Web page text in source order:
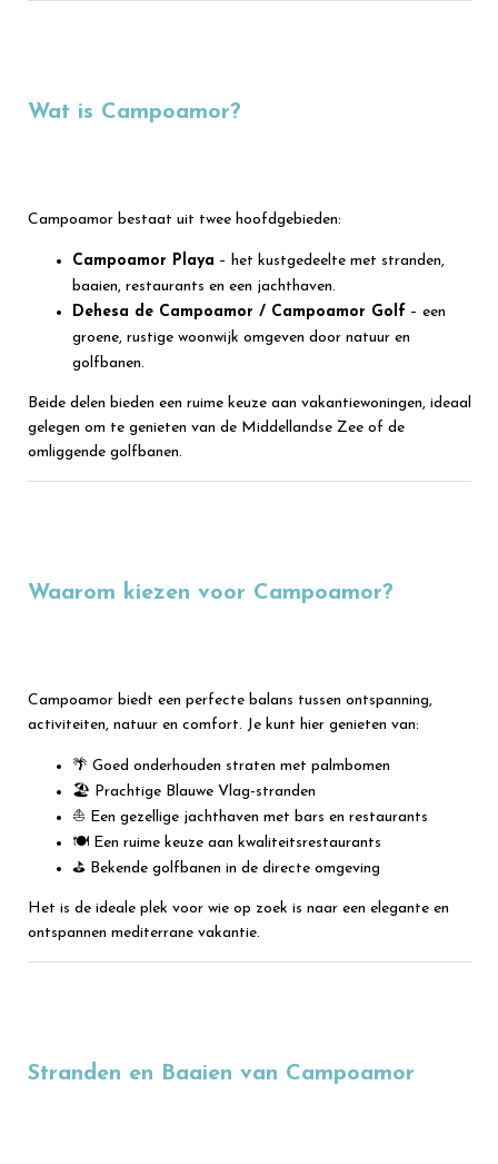
Wat is Campoamor?
Campoamor bestaat uit twee hoofdgebieden:
Campoamor Playa – het kustgedeelte met stranden,
baaien, restaurants en een jachthaven.
Dehesa de Campoamor / Campoamor Golf – een
groene, rustige woonwijk omgeven door natuur en
golfbanen.
Beide delen bieden een ruime keuze aan vakantiewoningen, ideaal
gelegen om te genieten van de Middellandse Zee of de
omliggende golfbanen.
Waarom kiezen voor Campoamor?
Campoamor biedt een perfecte balans tussen ontspanning,
activiteiten, natuur en comfort. Je kunt hier genieten van:
🌴 Goed onderhouden straten met palmbomen
🏖 Prachtige Blauwe Vlag-stranden
⛵ Een gezellige jachthaven met bars en restaurants
🍽 Een ruime keuze aan kwaliteitsrestaurants
⛳ Bekende golfbanen in de directe omgeving
Het is de ideale plek voor wie op zoek is naar een elegante en
ontspannen mediterrane vakantie.
Stranden en Baaien van Campoamor